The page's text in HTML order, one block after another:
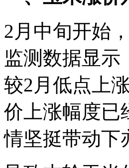
2月中旬开始
监测数据显示
较2月低点上
价上涨幅度已
情坚挺带动下